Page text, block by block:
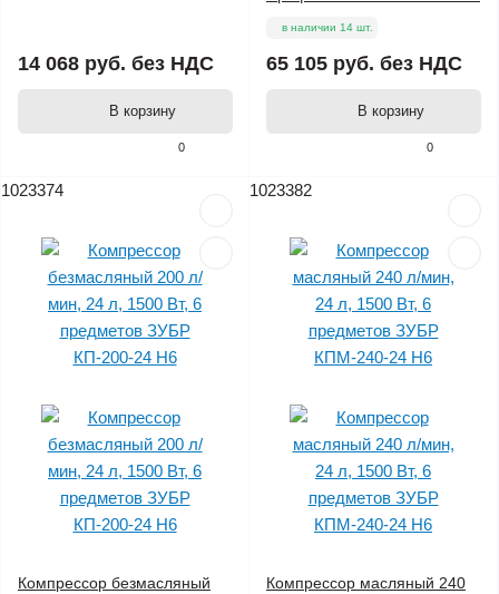
0
14 068 руб. без НДС
В корзину
0
в наличии 14 шт.
65 105 руб. без НДС
В корзину
1023374
Компрессор безмасляный
1023382
Компрессор масляный 240